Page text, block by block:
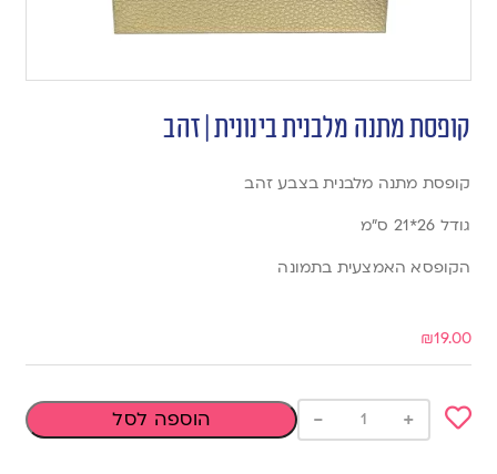
קופסת מתנה מלבנית בינונית | זהב
קופסת מתנה מלבנית בצבע זהב
גודל 26*21 ס”מ
הקופסא האמצעית בתמונה
₪19.00
+
- הוספה לסל